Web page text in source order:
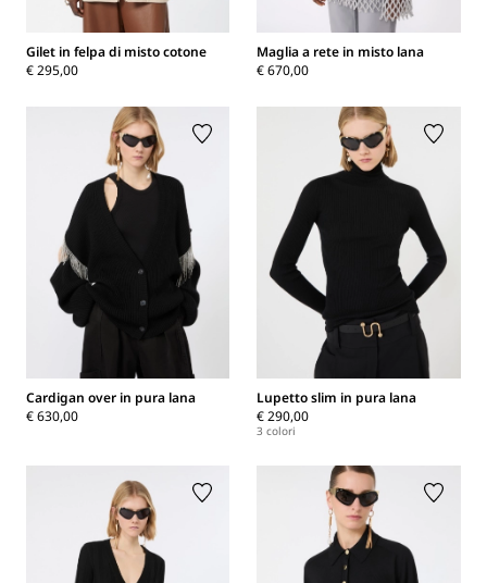
Gilet in felpa di misto cotone
€ 295,00
Maglia a rete in misto lana
€ 670,00
Cardigan over in pura lana
€ 630,00
Lupetto slim in pura lana
€ 290,00
3 colori